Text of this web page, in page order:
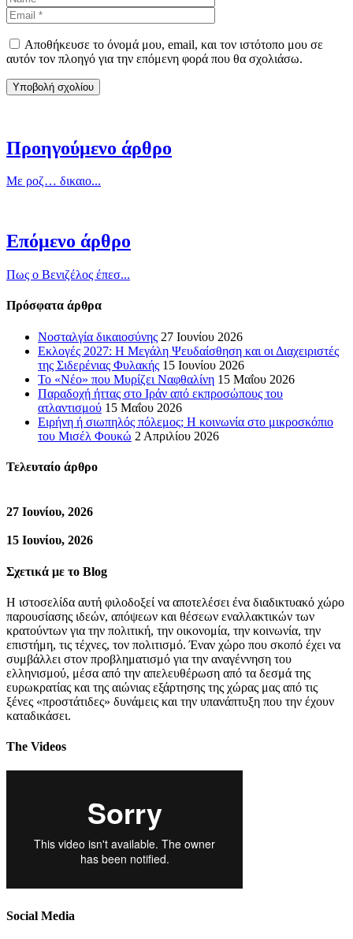
Αποθήκευσε το όνομά μου, email, και τον ιστότοπο μου σε
αυτόν τον πλοηγό για την επόμενη φορά που θα σχολιάσω.
Προηγούμενο άρθρο
Με ροζ… δικαιο...
Επόμενο άρθρο
Πως ο Βενιζέλος έπεσ...
Πρόσφατα άρθρα
Νοσταλγία δικαιοσύνης 27 Ιουνίου 2026
Εκλογές 2027: Η Μεγάλη Ψευδαίσθηση και οι Διαχειριστές
της Σιδερένιας Φυλακής 15 Ιουνίου 2026
Το «Νέο» που Μυρίζει Ναφθαλίνη 15 Μαΐου 2026
Παραδοχή ήττας στο Ιράν από εκπροσώπους του
ατλαντισμού 15 Μαΐου 2026
Ειρήνη ή σιωπηλός πόλεμος; Η κοινωνία στο μικροσκόπιο
του Μισέλ Φουκώ 2 Απριλίου 2026
Τελευταίο άρθρο
27 Ιουνίου, 2026
15 Ιουνίου, 2026
Σχετικά με το Blog
Η ιστοσελίδα αυτή φιλοδοξεί να αποτελέσει ένα διαδικτυακό χώρο
παρουσίασης ιδεών, απόψεων και θέσεων εναλλακτικών των
κρατούντων για την πολιτική, την οικονομία, την κοινωνία, την
επιστήμη, τις τέχνες, τον πολιτισμό. Έναν χώρο που σκοπό έχει να
συμβάλλει στον προβληματισμό για την αναγέννηση του
ελληνισμού, μέσα από την απελευθέρωση από τα δεσμά της
ευρωκρατίας και της αιώνιας εξάρτησης της χώρας μας από τις
ξένες «προστάτιδες» δυνάμεις και την υπανάπτυξη που την έχουν
καταδικάσει.
The Videos
Social Media